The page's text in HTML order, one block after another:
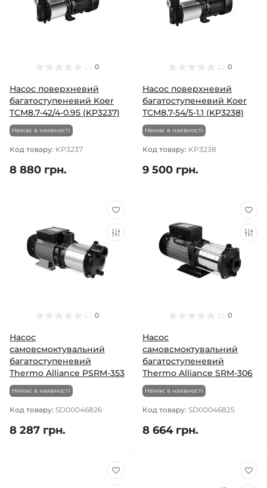
0
Насос поверхневий
багатоступеневий Koer
TCM8.7-42/4-0.95 (KP3237)
Немає в наявності
Код товару: KP3237
8 880 грн.
0
Насос поверхневий
багатоступеневий Koer
TCM8.7-54/5-1.1 (KP3238)
Немає в наявності
Код товару: KP3238
9 500 грн.
0
Насос
самовсмоктувальний
багатоступеневий
Thermo Alliance PSRM-353
Немає в наявності
Код товару: SD00046826
8 287 грн.
0
Насос
самовсмоктувальний
багатоступеневий
Thermo Alliance SRM-306
Немає в наявності
Код товару: SD00046825
8 664 грн.